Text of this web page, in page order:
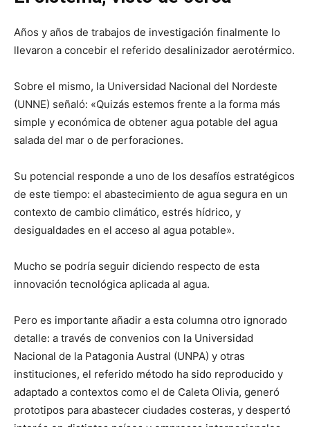
Años y años de trabajos de investigación finalmente lo
llevaron a concebir el referido desalinizador aerotérmico.
Sobre el mismo, la Universidad Nacional del Nordeste
(UNNE) señaló: «Quizás estemos frente a la forma más
simple y económica de obtener agua potable del agua
salada del mar o de perforaciones.
Su potencial responde a uno de los desafíos estratégicos
de este tiempo: el abastecimiento de agua segura en un
contexto de cambio climático, estrés hídrico, y
desigualdades en el acceso al agua potable».
Mucho se podría seguir diciendo respecto de esta
innovación tecnológica aplicada al agua.
Pero es importante añadir a esta columna otro ignorado
detalle: a través de convenios con la Universidad
Nacional de la Patagonia Austral (UNPA) y otras
instituciones, el referido método ha sido reproducido y
adaptado a contextos como el de Caleta Olivia, generó
prototipos para abastecer ciudades costeras, y despertó